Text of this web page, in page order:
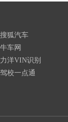
搜狐汽车
牛车网
力洋VIN识别
驾校一点通